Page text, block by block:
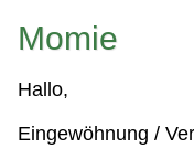
Momie
Hallo,
Eingewöhnung /